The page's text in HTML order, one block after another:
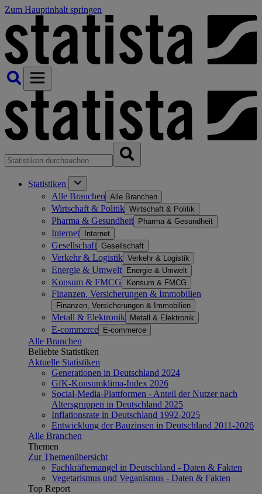
Zum Hauptinhalt springen
Statistiken
Alle Branchen Alle Branchen
Wirtschaft & Politik Wirtschaft & Politik
Pharma & Gesundheit Pharma & Gesundheit
Internet Internet
Gesellschaft Gesellschaft
Verkehr & Logistik Verkehr & Logistik
Energie & Umwelt Energie & Umwelt
Konsum & FMCG Konsum & FMCG
Finanzen, Versicherungen & Immobilien
Finanzen, Versicherungen & Immobilien
Metall & Elektronik Metall & Elektronik
E-commerce E-commerce
Alle Branchen
Beliebte Statistiken
Aktuelle Statistiken
Generationen in Deutschland 2024
GfK-Konsumklima-Index 2026
Social-Media-Plattformen - Anteil der Nutzer nach
Altersgruppen in Deutschland 2025
Inflationsrate in Deutschland 1992-2025
Entwicklung der Bauzinsen in Deutschland 2011-2026
Alle Branchen
Themen
Zur Themenübersicht
Fachkräftemangel in Deutschland - Daten & Fakten
Vegetarismus und Veganismus - Daten & Fakten
Top Report